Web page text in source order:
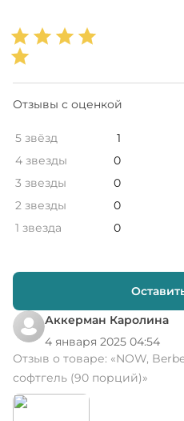
Аккерман Каролина
4 января 2025 04:54
Отзыв о товаре: «NOW,
софтгель (90 порций)»
Отзывы с оценкой
5 звёзд
1
4 звезды
0
3 звезды
0
2 звезды
0
1 звезда
0